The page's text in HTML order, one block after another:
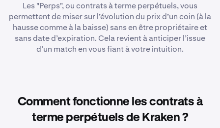
Les "Perps", ou contrats à terme perpétuels, vous
permettent de miser sur l’évolution du prix d’un coin (à la
hausse comme à la baisse) sans en être propriétaire et
sans date d’expiration. Cela revient à anticiper l’issue
d’un match en vous fiant à votre intuition.
Comment fonctionne les contrats à
terme perpétuels de Kraken ?